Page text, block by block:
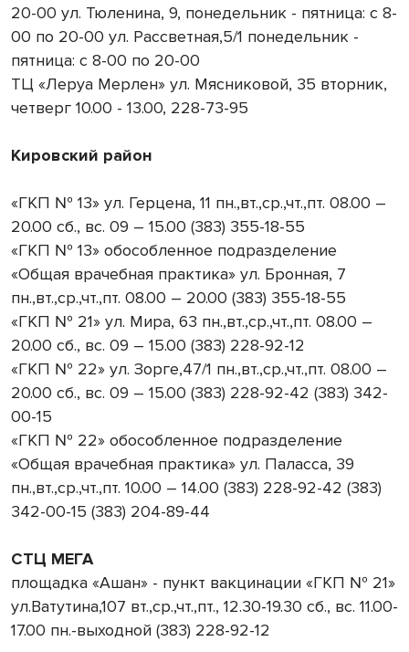
20-00 ул. Тюленина, 9, понедельник - пятница: с 8-
00 по 20-00 ул. Рассветная,5/1 понедельник -
пятница: с 8-00 по 20-00
ТЦ «Леруа Мерлен» ул. Мясниковой, 35 вторник,
четверг 10.00 - 13.00, 228-73-95
Кировский район
«ГКП № 13» ул. Герцена, 11 пн.,вт.,ср.,чт.,пт. 08.00 –
20.00 сб., вс. 09 – 15.00 (383) 355-18-55
«ГКП № 13» обособленное подразделение
«Общая врачебная практика» ул. Бронная, 7
пн.,вт.,ср.,чт.,пт. 08.00 – 20.00 (383) 355-18-55
«ГКП № 21» ул. Мира, 63 пн.,вт.,ср.,чт.,пт. 08.00 –
20.00 сб., вс. 09 – 15.00 (383) 228-92-12
«ГКП № 22» ул. Зорге,47/1 пн.,вт.,ср.,чт.,пт. 08.00 –
20.00 сб., вс. 09 – 15.00 (383) 228-92-42 (383) 342-
00-15
«ГКП № 22» обособленное подразделение
«Общая врачебная практика» ул. Паласса, 39
пн.,вт.,ср.,чт.,пт. 10.00 – 14.00 (383) 228-92-42 (383)
342-00-15 (383) 204-89-44
СТЦ МЕГА
площадка «Ашан» - пункт вакцинации «ГКП № 21»
ул.Ватутина,107 вт.,ср.,чт.,пт., 12.30-19.30 сб., вс. 11.00-
17.00 пн.-выходной (383) 228-92-12